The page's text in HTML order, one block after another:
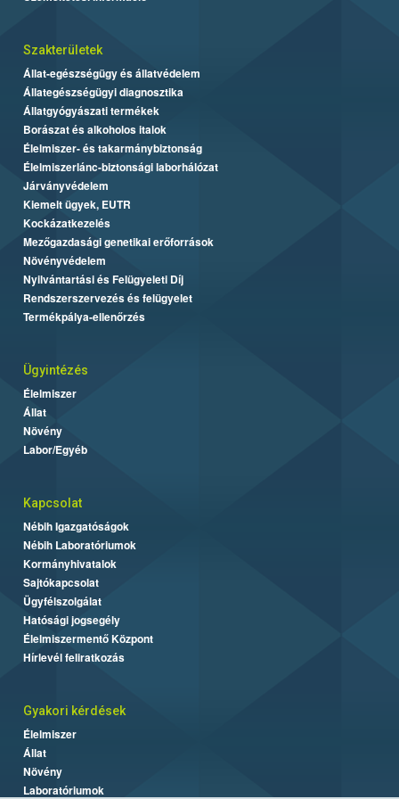
Szakterületek
Állat-egészségügy és állatvédelem
Állategészségügyi diagnosztika
Állatgyógyászati termékek
Borászat és alkoholos italok
Élelmiszer- és takarmánybiztonság
Élelmiszerlánc-biztonsági laborhálózat
Járványvédelem
Kiemelt ügyek, EUTR
Kockázatkezelés
Mezőgazdasági genetikai erőforrások
Növényvédelem
Nyilvántartási és Felügyeleti Díj
Rendszerszervezés és felügyelet
Termékpálya-ellenőrzés
Ügyintézés
Élelmiszer
Állat
Növény
Labor/Egyéb
Kapcsolat
Nébih Igazgatóságok
Nébih Laboratóriumok
Kormányhivatalok
Sajtókapcsolat
Ügyfélszolgálat
Hatósági jogsegély
Élelmiszermentő Központ
Hírlevél feliratkozás
Gyakori kérdések
Élelmiszer
Állat
Növény
Laboratóriumok